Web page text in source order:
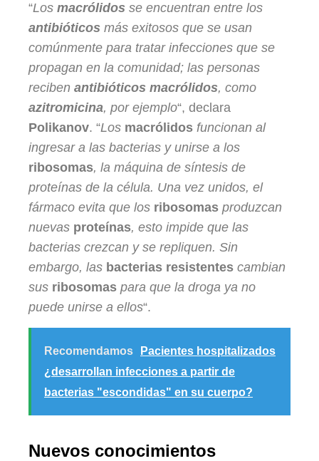
“Los macrólidos se encuentran entre los
antibióticos más exitosos que se usan
comúnmente para tratar infecciones que se
propagan en la comunidad; las personas
reciben antibióticos macrólidos, como
azitromicina, por ejemplo“, declara
Polikanov. “Los macrólidos funcionan al
ingresar a las bacterias y unirse a los
ribosomas, la máquina de síntesis de
proteínas de la célula. Una vez unidos, el
fármaco evita que los ribosomas produzcan
nuevas proteínas, esto impide que las
bacterias crezcan y se repliquen. Sin
embargo, las bacterias resistentes cambian
sus ribosomas para que la droga ya no
puede unirse a ellos“.
Recomendamos
Pacientes hospitalizados
¿desarrollan infecciones a partir de
bacterias "escondidas" en su cuerpo?
Nuevos conocimientos